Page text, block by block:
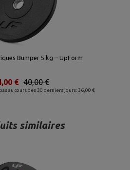
Bumper 5 kg – UpForm
au cours des 30 derniers jours: 36,00 €
40,00 €
€
similaires